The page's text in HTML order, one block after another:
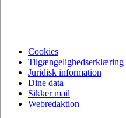
Cookies
Tilgængelighedserklæring
Juridisk information
Dine data
Sikker mail
Webredaktion